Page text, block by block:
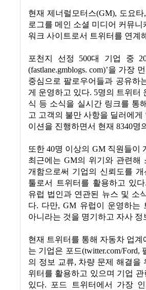
현재 제너럴모터스(GM), 도요타,
로그를 메인 소셜 미디어 커뮤
워크 사이트로서 트위터를 연계
포천지 선정 500대 기업 중
(fastlane.gmblogs. com)’을 가장
중심으로 팔로우어들과 공유하
게 운영하고 있다. 5명의 트위터
식 등 소식을 실시간 링크를 통
고 고객의 불만 사항을 딜러에
이션을 진행하면서 현재 8340명
또한 40명 이상의 GM 직원들이
최근에는 GM의 위기와 관련해
개함으로써 기업의 신뢰도를
툴로서 트위터를 활용하고 있다
유럽 법인과 연관된 뉴스 및 소
다. 다만, GM 유럽이 운영하는
아니라는 것을 명기하고 자사
현재 트위터를 통해 자동차 업
는 기업은 포드(twitter.com/Ford,
의 정보 교류, 차량 문제 해결을
위터를 활용하고 있으며 기업
있다. 포드 트위터에서 가장